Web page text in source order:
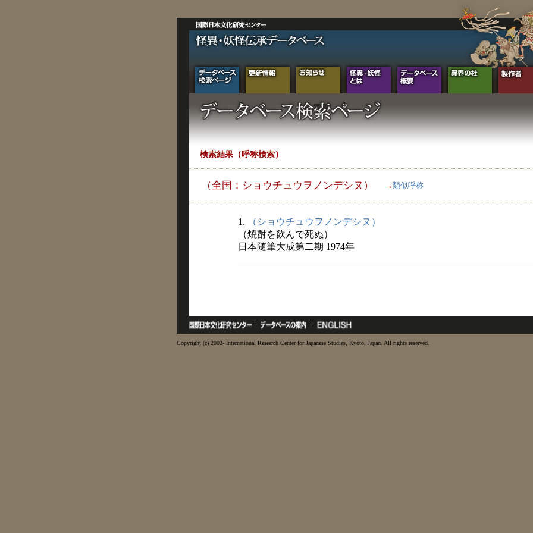
検索結果（呼称検索）
（全国：ショウチュウヲノンデシヌ） →類似呼称
1.
（ショウチュウヲノンデシヌ）
（焼酎を飲んで死ぬ）
日本随筆大成第二期 1974年
Copyright (c) 2002- International Research Center for Japanese Studies, Kyoto, Japan. All rights reserved.